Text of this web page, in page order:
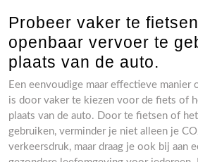
Probeer vaker te
openbaar vervoer te
plaats van de auto.
Een eenvoudige maar effectieve manier
is door vaker te kiezen voor de fiets of
plaats van de auto. Door te fietsen of
gebruiken, verminder je niet alleen je
verkeersdruk, maar draag je ook bij aan